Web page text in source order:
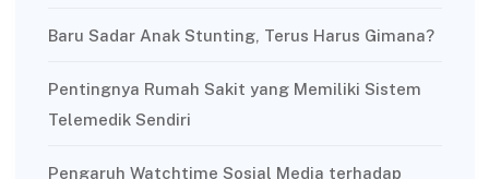
Baru Sadar Anak Stunting, Terus Harus Gimana?
Pentingnya Rumah Sakit yang Memiliki Sistem
Telemedik Sendiri
Pengaruh Watchtime Sosial Media terhadap